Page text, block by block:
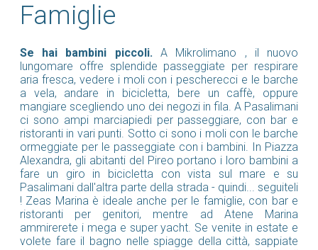
Famiglie
Se hai bambini piccoli.A Mikrolimano , il nuovo
lungomare offre splendide passeggiate per respirare
aria fresca, vedere i moli con i pescherecci e le barche
a vela, andare in bicicletta, bere un caffè, oppure
mangiare scegliendo uno dei negozi in fila. A Pasalimani
ci sono ampi marciapiedi per passeggiare, con bar e
ristoranti in vari punti. Sotto ci sono i moli con le barche
ormeggiate per le passeggiate con i bambini. In Piazza
Alexandra, gli abitanti del Pireo portano i loro bambini a
fare un giro in bicicletta con vista sul mare e su
Pasalimani dall'altra parte della strada - quindi... seguiteli
! Zeas Marina è ideale anche per le famiglie, con bar e
ristoranti per genitori, mentre ad Atene Marina
ammirerete i mega e super yacht. Se venite in estate e
volete fare il bagno nelle spiagge della città, sappiate